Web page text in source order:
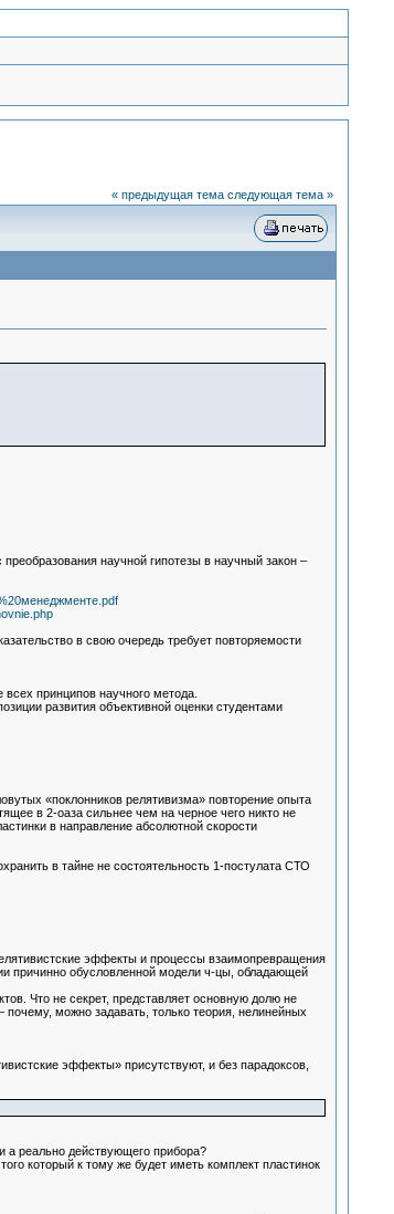
« предыдущая тема следующая тема »
научной гипотезы в научный закон –
в свою очередь требует повторяемости
принципов научного метода.
развития объективной оценки студентами
«поклонников релятивизма» повторение опыта
в 2-оаза сильнее чем на черное чего никто не
в направление абсолютной скорости
в тайне не состоятельность 1-постулата СТО
эффекты и процессы взаимопревращения
причинно обусловленной модели ч-цы, обладающей
Что не секрет, представляет основную долю не
можно задавать, только теория, нелинейных
эффекты» присутствуют, и без парадоксов,
а реально действующего прибора?
который к тому же будет иметь комплект пластинок